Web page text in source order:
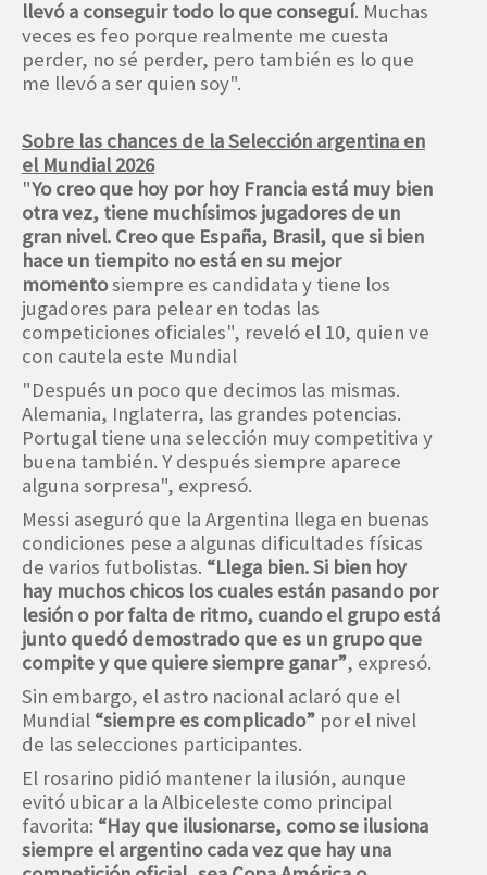
llevó a conseguir todo lo que conseguí. Muchas
veces es feo porque realmente me cuesta
perder, no sé perder, pero también es lo que
me llevó a ser quien soy".
Sobre las chances de la Selección argentina en
el Mundial 2026
"Yo creo que hoy por hoy Francia está muy bien
otra vez, tiene muchísimos jugadores de un
gran nivel. Creo que España, Brasil, que si bien
hace un tiempito no está en su mejor
momentosiempre es candidata y tiene los
jugadores para pelear en todas las
competiciones oficiales", reveló el 10, quien ve
con cautela este Mundial
"Después un poco que decimos las mismas.
Alemania, Inglaterra, las grandes potencias.
Portugal tiene una selección muy competitiva y
buena también. Y después siempre aparece
alguna sorpresa", expresó.
Messi aseguró que la Argentina llega en buenas
condiciones pese a algunas dificultades físicas
de varios futbolistas. “Llega bien. Si bien hoy
hay muchos chicos los cuales están pasando por
lesión o por falta de ritmo, cuando el grupo está
junto quedó demostrado que es un grupo que
compite y que quiere siempre ganar”, expresó.
Sin embargo, el astro nacional aclaró que el
Mundial “siempre es complicado” por el nivel
de las selecciones participantes.
El rosarino pidió mantener la ilusión, aunque
evitó ubicar a la Albiceleste como principal
favorita: “Hay que ilusionarse, como se ilusiona
siempre el argentino cada vez que hay una